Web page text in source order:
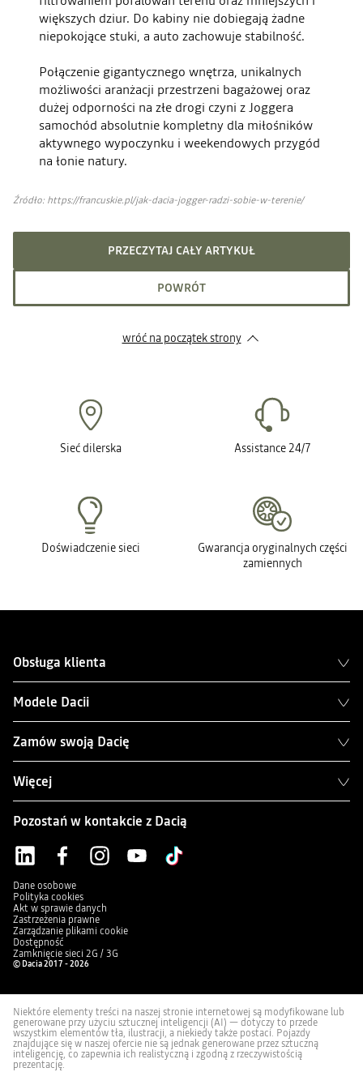
większych dziur. Do kabiny nie dobiegają żadne
niepokojące stuki, a auto zachowuje stabilność.
Połączenie gigantycznego wnętrza, unikalnych
możliwości aranżacji przestrzeni bagażowej oraz
dużej odporności na złe drogi czyni z Joggera
samochód absolutnie kompletny dla miłośników
aktywnego wypoczynku i weekendowych przygód
na łonie natury.
Źródło: https://francuskie.pl/jak-dacia-jogger-radzi-sobie-w-terenie/
PRZECZYTAJ CAŁY ARTYKUŁ
POWRÓT
wróć na początek strony
Sieć dilerska Assistance 24/7
Doświadczenie sieci
Gwarancja oryginalnych części
zamiennych
Obsługa klienta
Modele Dacii
Zamów swoją Dacię
Więcej
Pozostań w kontakcie z Dacią
Dane osobowe
Polityka cookies
Akt w sprawie danych
Zastrzeżenia prawne
Zarządzanie plikami cookie
Dostępność
Zamknięcie sieci 2G / 3G
© Dacia 2017 - 2026
Niektóre elementy treści na naszej stronie internetowej są modyfikowane lub
generowane przy użyciu sztucznej inteligencji (AI) — dotyczy to przede
wszystkim elementów tła, ilustracji, a niekiedy także postaci. Pojazdy
znajdujące się w naszej ofercie nie są jednak generowane przez sztuczną
inteligencję, co zapewnia ich realistyczną i zgodną z rzeczywistością
prezentację.